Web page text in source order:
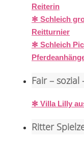
Reiterin
✻ Schleich
Reitturnier
✻ Schleich
Fair – sozial
✻ Villa Lilly
Ritter